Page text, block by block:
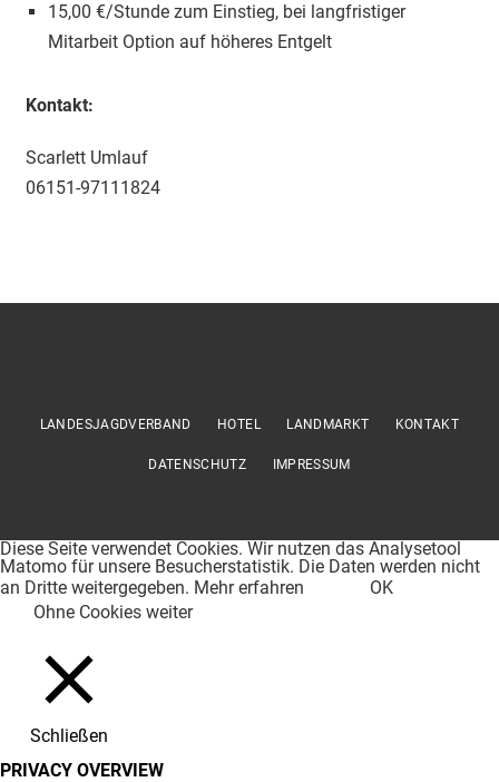
15,00 €/Stunde zum Einstieg, bei langfristiger
Mitarbeit Option auf höheres Entgelt
Kontakt:
Scarlett Umlauf
06151-97111824
LANDESJAGDVERBAND HOTEL LANDMARKT KONTAKT
DATENSCHUTZ IMPRESSUM
Diese Seite verwendet Cookies. Wir nutzen das Analysetool
Matomo für unsere Besucherstatistik. Die Daten werden nicht
an Dritte weitergegeben. Mehr erfahren
OK
Ohne Cookies weiter
Schließen
PRIVACY OVERVIEW